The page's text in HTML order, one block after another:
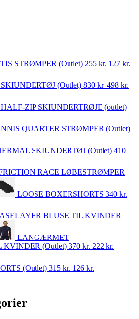
STRØMPER (Outlet) 255 kr. 127 kr.
(Outlet) 830 kr. 498 kr.
ZIP SKIUNDERTRØJE (outlet)
QUARTER STRØMPER (Outlet)
SKIUNDERTØJ (Outlet) 410
RACE LØBESTRØMPER
LOOSE BOXERSHORTS 340 kr.
BLUSE TIL KVINDER
LANGÆRMET
(Outlet) 370 kr. 222 kr.
(Outlet) 315 kr. 126 kr.